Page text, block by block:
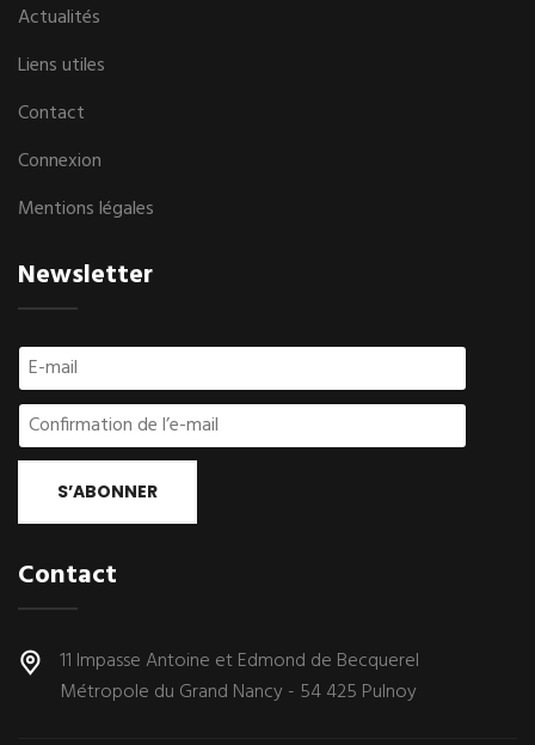
Actualités
Liens utiles
Contact
Connexion
Mentions légales
Newsletter
S’ABONNER
Contact
11 Impasse Antoine et Edmond de Becquerel
Métropole du Grand Nancy - 54 425 Pulnoy